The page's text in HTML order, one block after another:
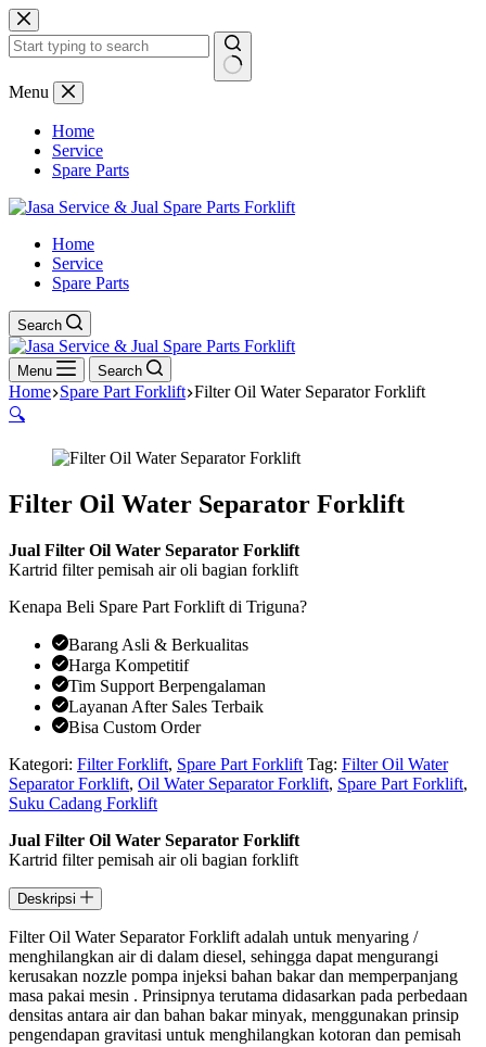
Skip
to
content
No
Menu
Home
Service
Spare Parts
Home
Service
Spare Parts
Search
Menu Search
Home Spare Part Forklift Filter Oil Water Separator Forklift
🔍
Filter Oil Water Separator Forklift
Jual Filter Oil Water Separator Forklift
Kartrid filter pemisah air oli bagian forklift
Kenapa Beli Spare Part Forklift di Triguna?
Barang Asli & Berkualitas
Harga Kompetitif
Tim Support Berpengalaman
Layanan After Sales Terbaik
Bisa Custom Order
Kategori: Filter Forklift, Spare Part Forklift Tag: Filter Oil Water
Separator Forklift, Oil Water Separator Forklift, Spare Part Forklift,
Suku Cadang Forklift
Jual Filter Oil Water Separator Forklift
Kartrid filter pemisah air oli bagian forklift
Deskripsi
Filter Oil Water Separator Forklift adalah untuk menyaring /
menghilangkan air di dalam diesel, sehingga dapat mengurangi
kerusakan nozzle pompa injeksi bahan bakar dan memperpanjang
masa pakai mesin . Prinsipnya terutama didasarkan pada perbedaan
densitas antara air dan bahan bakar minyak, menggunakan prinsip
pengendapan gravitasi untuk menghilangkan kotoran dan pemisah